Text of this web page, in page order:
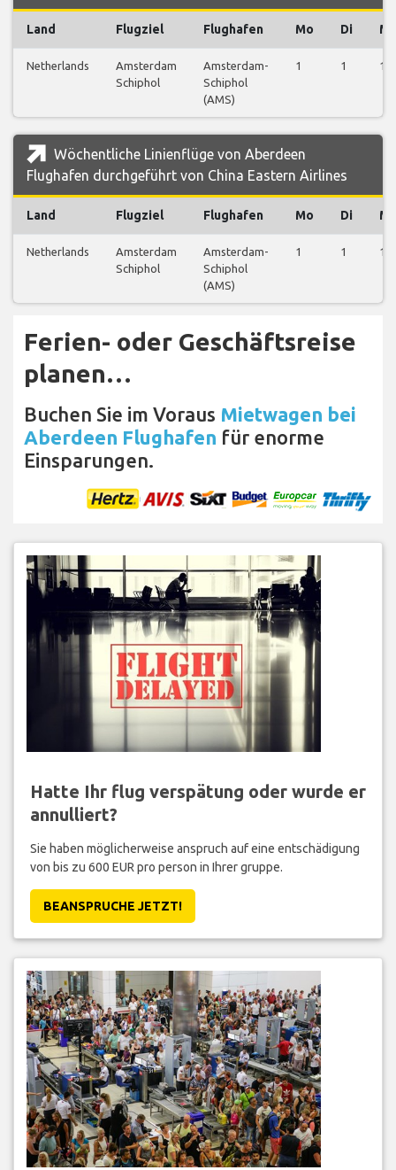
Land Flugziel Flughafen Mo Di Mi
Netherlands
Amsterdam
Schiphol
Amsterdam-
Schiphol
(AMS)
1 1 1
Wöchentliche Linienflüge von Aberdeen
Flughafen durchgeführt von China Eastern Airlines
Land Flugziel Flughafen Mo Di Mi
Netherlands
Amsterdam
Schiphol
Amsterdam-
Schiphol
(AMS)
1 1 1
Ferien- oder Geschäftsreise
planen…
Buchen Sie im Voraus Mietwagen bei
Aberdeen Flughafen für enorme
Einsparungen.
Hatte Ihr flug verspätung oder wurde er
annulliert?
Sie haben möglicherweise anspruch auf eine entschädigung
von bis zu 600 EUR pro person in Ihrer gruppe.
BEANSPRUCHE JETZT!